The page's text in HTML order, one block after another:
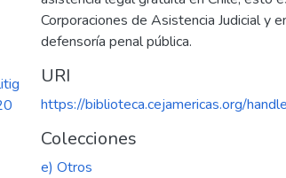
Corporaciones de Asistencia Judicial y
defensoría penal pública.
URI
https://biblioteca.cejamericas.org/
Colecciones
e) Otros